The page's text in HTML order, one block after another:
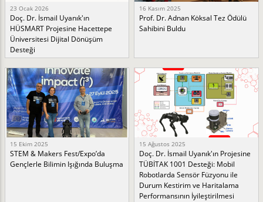
23 Ocak 2026
Doç. Dr. İsmail Uyanık'ın
HÜSMART Projesine Hacettepe
Üniversitesi Dijital Dönüşüm
Desteği
16 Kasım 2025
Prof. Dr. Adnan Köksal Tez Ödülü
Sahibini Buldu
15 Ekim 2025
STEM & Makers Fest/Expo’da
Gençlerle Bilimin Işığında Buluşma
15 Ağustos 2025
Doç. Dr. İsmail Uyanık'ın Projesine
TÜBİTAK 1001 Desteği: Mobil
Robotlarda Sensör Füzyonu ile
Durum Kestirim ve Haritalama
Performansının İyileştirilmesi